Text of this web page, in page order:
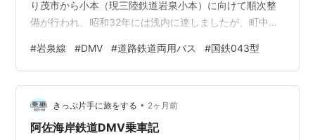
り茂市から小本（現三陸鉄道岩泉小本）に向けて順次整
備が行われ、昭和32年には浅内に達しましたが、町中心
年、国鉄はローカル線の費用削減およびサービス向上の
ため、道路鉄道両用バス（アンヒビアン（両棲類）バ
ス）国鉄043型を試作しました。岩泉線は上記のとおり
バス連絡であったことから、乗り換えの不便解消を目的
に、同線で試験運転が行われました。043型は、コスト
#岩泉線 #DMV #道路鉄道両用バス #国鉄043型
きっぷ片手に旅をする • 2ヶ月前
阿佐海岸鉄道DMV乗車記